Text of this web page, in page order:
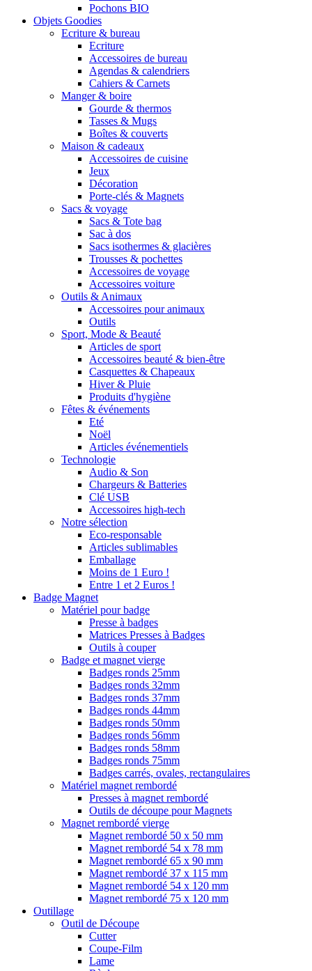
Pochons BIO
Objets Goodies
Ecriture & bureau
Ecriture
Accessoires de bureau
Agendas & calendriers
Cahiers & Carnets
Manger & boire
Gourde & thermos
Tasses & Mugs
Boîtes & couverts
Maison & cadeaux
Accessoires de cuisine
Jeux
Décoration
Porte-clés & Magnets
Sacs & voyage
Sacs & Tote bag
Sac à dos
Sacs isothermes & glacières
Trousses & pochettes
Accessoires de voyage
Accessoires voiture
Outils & Animaux
Accessoires pour animaux
Outils
Sport, Mode & Beauté
Articles de sport
Accessoires beauté & bien-être
Casquettes & Chapeaux
Hiver & Pluie
Produits d'hygiène
Fêtes & événements
Eté
Noël
Articles événementiels
Technologie
Audio & Son
Chargeurs & Batteries
Clé USB
Accessoires high-tech
Notre sélection
Eco-responsable
Articles sublimables
Emballage
Moins de 1 Euro !
Entre 1 et 2 Euros !
Badge Magnet
Matériel pour badge
Presse à badges
Matrices Presses à Badges
Outils à couper
Badge et magnet vierge
Badges ronds 25mm
Badges ronds 32mm
Badges ronds 37mm
Badges ronds 44mm
Badges ronds 50mm
Badges ronds 56mm
Badges ronds 58mm
Badges ronds 75mm
Badges carrés, ovales, rectangulaires
Matériel magnet rembordé
Presses à magnet rembordé
Outils de découpe pour Magnets
Magnet rembordé vierge
Magnet rembordé 50 x 50 mm
Magnet rembordé 54 x 78 mm
Magnet rembordé 65 x 90 mm
Magnet rembordé 37 x 115 mm
Magnet rembordé 54 x 120 mm
Magnet rembordé 75 x 120 mm
Outillage
Outil de Découpe
Cutter
Coupe-Film
Lame